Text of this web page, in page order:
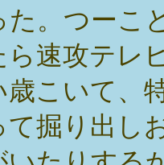
た。つーこ
ら速攻テレ
歳こいて、
て掘り出し